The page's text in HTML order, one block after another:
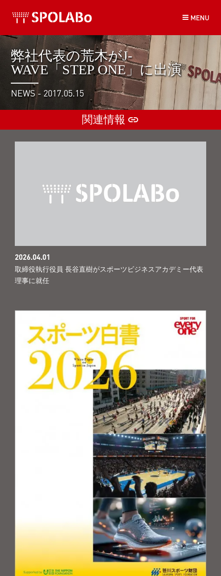
ツ
プ
MENU
弊社代表の荒木がJ-
WAVE「STEP ONE」に出演
NEWS - 2017.05.15
関連情報 insert_link
2026.04.01
取締役執行役員 長谷直樹がスポーツビジネスアカデミー代表
理事に就任